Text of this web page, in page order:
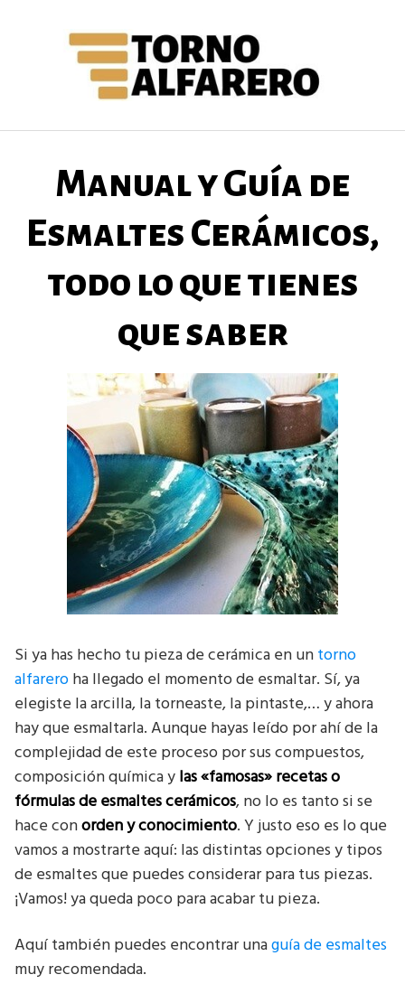
Manual y Guía de
Esmaltes Cerámicos,
todo lo que tienes
que saber
Si ya has hecho tu pieza de cerámica en untorno
alfareroha llegado el momento de esmaltar. Sí, ya
elegiste la arcilla, la torneaste, la pintaste,… y ahora
hay que esmaltarla. Aunque hayas leído por ahí de la
complejidad de este proceso por sus compuestos,
composición química ylas «famosas» recetas o
fórmulas de esmaltes cerámicos, no lo es tanto si se
hace conorden y conocimiento. Y justo eso es lo que
vamos a mostrarte aquí: las distintas opciones y tipos
de esmaltes que puedes considerar para tus piezas.
¡Vamos! ya queda poco para acabar tu pieza.
Aquí también puedes encontrar unaguía de esmaltes
muy recomendada.